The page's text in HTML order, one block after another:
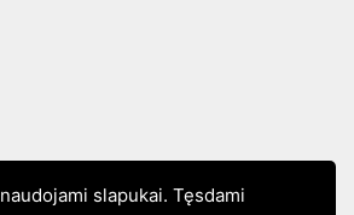
slapukai. Tęsdami